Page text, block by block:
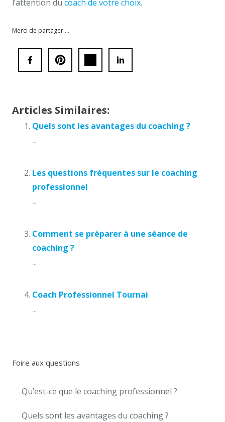
l’attention du coach de votre choix.
Merci de partager ...
Articles Similaires:
Quels sont les avantages du coaching ?
...
Les questions fréquentes sur le coaching
professionnel
...
Comment se préparer à une séance de
coaching ?
...
Coach Professionnel Tournai
...
Foire aux questions
Qu’est-ce que le coaching professionnel ?
Quels sont les avantages du coaching ?